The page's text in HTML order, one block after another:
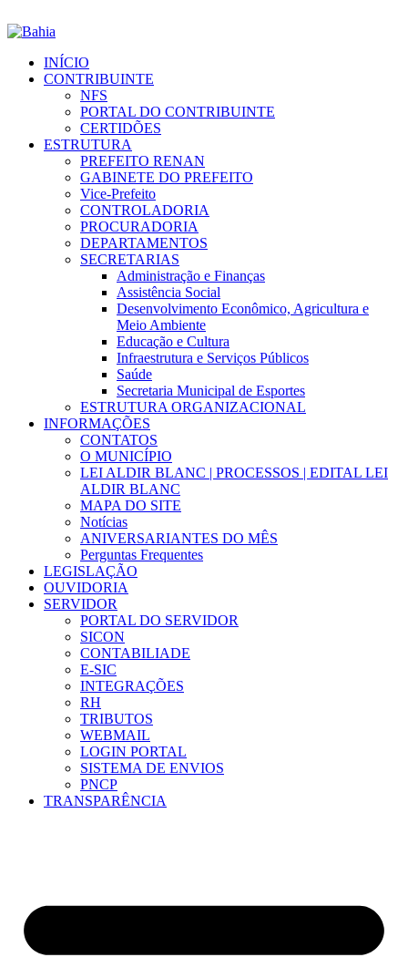
INÍCIO
CONTRIBUINTE
NFS
PORTAL DO CONTRIBUINTE
CERTIDÕES
ESTRUTURA
PREFEITO RENAN
GABINETE DO PREFEITO
Vice-Prefeito
CONTROLADORIA
PROCURADORIA
DEPARTAMENTOS
SECRETARIAS
Administração e Finanças
Assistência Social
Desenvolvimento Econômico, Agricultura e
Meio Ambiente
Educação e Cultura
Infraestrutura e Serviços Públicos
Saúde
Secretaria Municipal de Esportes
ESTRUTURA ORGANIZACIONAL
INFORMAÇÕES
CONTATOS
O MUNICÍPIO
LEI ALDIR BLANC | PROCESSOS | EDITAL LEI
ALDIR BLANC
MAPA DO SITE
Notícias
ANIVERSARIANTES DO MÊS
Perguntas Frequentes
LEGISLAÇÃO
OUVIDORIA
SERVIDOR
PORTAL DO SERVIDOR
SICON
CONTABILIADE
E-SIC
INTEGRAÇÕES
RH
TRIBUTOS
WEBMAIL
LOGIN PORTAL
SISTEMA DE ENVIOS
PNCP
TRANSPARÊNCIA